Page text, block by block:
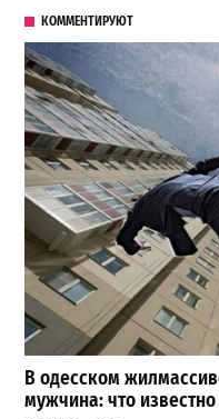
КОММЕНТИРУЮТ
В одесском
мужчина: что известно